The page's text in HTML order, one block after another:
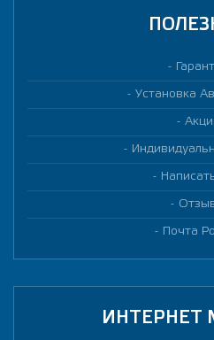
Установка
Почта
ИНТЕРНЕТ